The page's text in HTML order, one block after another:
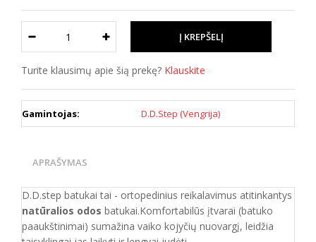
Turite klausimų apie šią prekę? Klauskite
Gamintojas: D.D.Step (Vengrija)
APRAŠYMAS
D.D.step batukai tai - ortopedinius reikalavimus atitinkantys
natūralios odos batukai.Komfortabilūs įtvarai (batuko
paaukštinimai) sumažina vaiko kojyčių nuovargį, leidžia